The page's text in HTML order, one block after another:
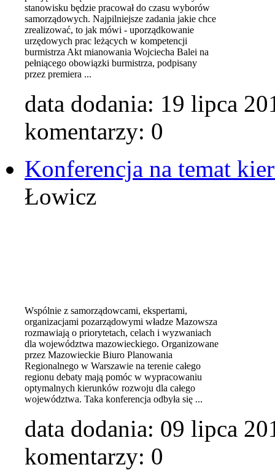
stanowisku będzie pracował do czasu wyborów
samorządowych. Najpilniejsze zadania jakie chce
zrealizować, to jak mówi - uporządkowanie
urzędowych prac leżących w kompetencji
burmistrza Akt mianowania Wojciecha Balei na
pełniącego obowiązki burmistrza, podpisany
przez premiera ...
data dodania: 19 lipca
komentarzy: 0
Konferencja na temat
Łowicz
Wspólnie z samorządowcami, ekspertami,
organizacjami pozarządowymi władze Mazowsza
rozmawiają o priorytetach, celach i wyzwaniach
dla województwa mazowieckiego. Organizowane
przez Mazowieckie Biuro Planowania
Regionalnego w Warszawie na terenie całego
regionu debaty mają pomóc w wypracowaniu
optymalnych kierunków rozwoju dla całego
województwa. Taka konferencja odbyła się ...
data dodania: 09 lipca
komentarzy: 0